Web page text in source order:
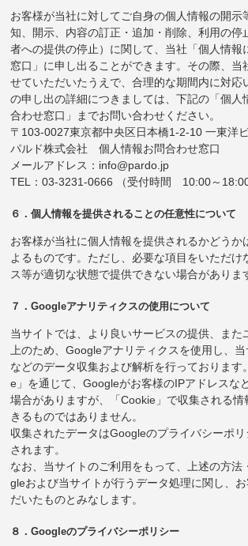
お客様が当社に対してご自身の個人情報の開示
知、開示、内容の訂正・追加・削除、利用の停
者への提供の停止）に関して、当社「個人情報
窓口」に申し出ることができます。その際、当
せていただいたうえで、合理的な期間内に対応
の申し出の詳細につきましては、下記の「個人
合わせ窓口」までお問い合わせください。
〒103-0027東京都中央区日本橋1-2-10 一東洋
パルド株式会社 個人情報お問合わせ窓口
メールアドレス：info@pardo.jp
TEL：03-3231-0666 （受付時間 10:00～18:00
６．個人情報を提供されることの任意性について
お客様が当社に個人情報を提供されるかどうか
よるものです。ただし、必要な項目をいただけ
ス等が適切な状態で提供できない場合がありま
７．Googleアナリティクスの使用について
当サイトでは、より良いサービスの提供、また
上のため、Googleアナリティクスを使用し、
などのデータ収集および解析を行っております
e」を通じて、Googleがお客様のIPアドレスな
場合がありますが、「Cookie」で収集される
きるものではありません。
収集されたデータはGoogleのプライバシーポ
されます。
なお、当サイトのご利用をもって、上述の方法
gleおよび当サイトが行うデータ処理に関し、
だいたものとみなします。
８．Googleのプライバシーポリシー